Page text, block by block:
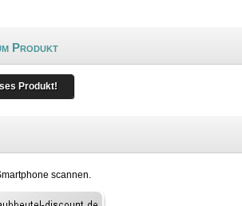
Produkt
Produkt!
scannen.